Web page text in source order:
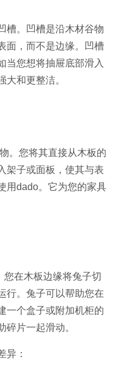
槽。凹槽是沿木材谷物
面，而不是边缘。凹槽
当您想将抽屉底部滑入
大和更整洁。
。您将其直接从木板的
架子或面板，使其与表
用dado。它为您的家具
在木板边缘将兔子切
行。兔子可以帮助您在
一个盒子或附加机柜的
碎片一起滑动。
异：